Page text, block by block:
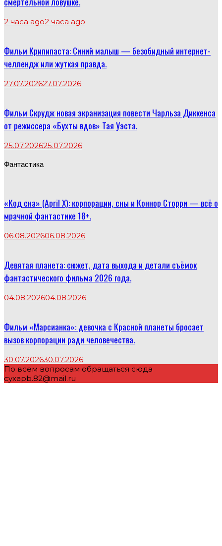
2 часа ago2 часа ago
Фильм Крипипаста: Синий малыш — безобидный интернет-
челлендж или жуткая правда.
27.07.202627.07.2026
Фильм Скрудж новая экранизация повести Чарльза Диккенса
от режиссера «Бухты вдов» Тая Уэста.
25.07.202625.07.2026
Фантастика
«Код сна» (April X): корпорации, сны и Коннор Сторри — всё о
мрачной фантастике 18+.
06.08.202606.08.2026
Девятая планета: сюжет, дата выхода и детали съёмок
фантастического фильма 2026 года.
04.08.202604.08.2026
Фильм «Марсианка»: девочка с Красной планеты бросает
вызов корпорации ради человечества.
30.07.202630.07.2026
По всем вопросам обращаться сюда
cyxapb.82@mail.ru